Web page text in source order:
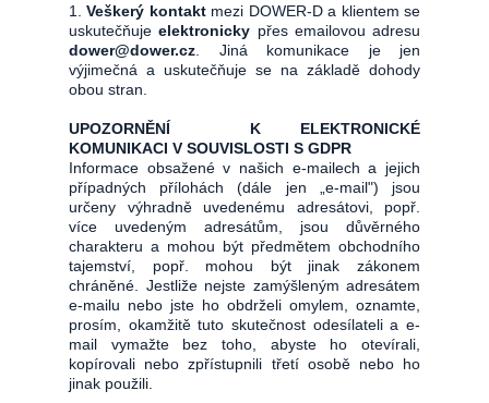
1.Veškerý kontaktmezi DOWER-D a klientem se
uskutečňujeelektronicky přes emailovou adresu
dower@dower.cz . Jiná komunikace je jen
výjimečná a uskutečňuje se na základě dohody
obou stran.
UPOZORNĚNÍ K ELEKTRONICKÉ
KOMUNIKACI V SOUVISLOSTI S GDPR
Informace obsažené v našich e-mailech a jejich
případných přílohách (dále jen „e-mail") jsou
určeny výhradně uvedenému adresátovi, popř.
více uvedeným adresátům, jsou důvěrného
charakteru a mohou být předmětem obchodního
tajemství, popř. mohou být jinak zákonem
chráněné. Jestliže nejste zamýšleným adresátem
e-mailu nebo jste ho obdrželi omylem, oznamte,
prosím, okamžitě tuto skutečnost odesílateli a e-
mail vymažte bez toho, abyste ho otevírali,
kopírovali nebo zpřístupnili třetí osobě nebo ho
jinak použili.